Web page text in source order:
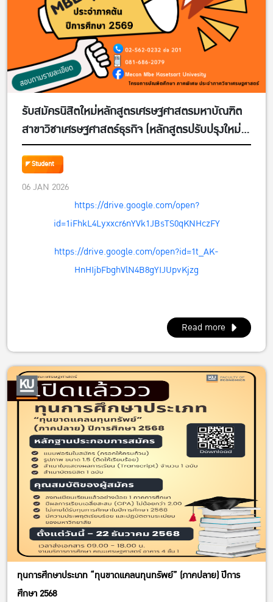
รับสมัครนิสิตใหม่หลักสูตรเศรษฐศาสตรมหาบัณฑิต
สาขาวิชาเศรษฐศาสตร์ธุรกิจ (หลักสูตรปรับปรุงใหม่)
MBE รุ่นที่ 33 (รหัส 69) ประจำภาคต้น ปีการศึกษา
2569 ตั้งแต่วันนี้ – วันอาทิตย์ที่ 15 มีนาคม 2569
Student
06 JAN 2026
https://drive.google.com/open?
id=1iFhkL4Lyxxcr6nYVk1JBsTS0qKNHczFY
https://drive.google.com/open?id=1t_AK-
HnHIjbFbghVlN4B8gYIJUpvKjzg
Read more
ทุนการศึกษาประเภท “ทุนขาดแคลนทุนทรัพย์” (ภาคปลาย) ปีการ
ศึกษา 2568